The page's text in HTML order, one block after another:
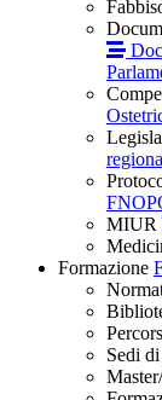
MIUR
Formazione
Sedi